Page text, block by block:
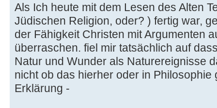
Als Ich heute mit dem Lesen des Alten
Jüdischen Religion, oder? ) fertig war,
der Fähigkeit Christen mit Argumenten
überraschen. fiel mir tatsächlich auf
Natur und Wunder als Naturereignisse
nicht ob das hierher oder in Philosophie
Erklärung -